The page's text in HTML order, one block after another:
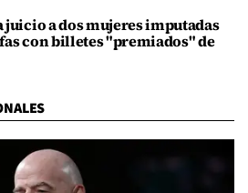
juicio a dos mujeres imputadas
con billetes "premiados" de